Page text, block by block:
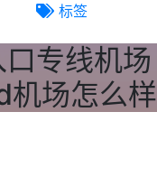
标签
专线机场
场怎么样